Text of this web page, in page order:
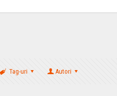
Tag-uri Autori